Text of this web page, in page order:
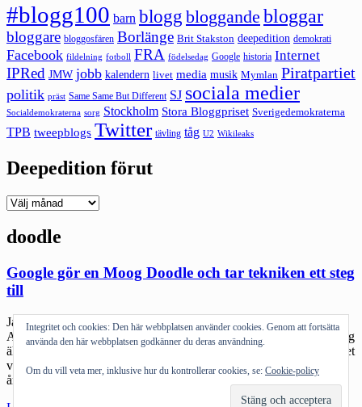
#blogg100 barn blogg bloggande bloggar
bloggare bloggosfären Borlänge Brit Stakston deepedition demokrati
Facebook fildelning fotboll FRA födelsedag Google historia Internet
IPRed JMW jobb kalendern livet media musik Mymlan Piratpartiet
politik präst Same Same But Different SJ sociala medier
Socialdemokraterna sorg Stockholm Stora Bloggpriset Sverigedemokraterna
TPB tweepblogs Twitter tävling tåg U2 Wikileaks
Deepedition förut
Deepedition
doodle
Google gör en Moog Doodle och tar tekniken ett steg
till
Jag köper alldeles för många instrumentappar till mina iOS-grejer.
Alldeles för många som jag sällan har tid att göra något med. För jag
älskar ju sånt där pill egentligen. Och jag minns hur oerhört coolt det
var att testa riktigt gamla synthar. Robert Moog skulle idag fyllt 78
år. Han är sannerligen syntharnas fader och […]
Integritet och cookies: Den här webbplatsen använder cookies. Genom att fortsätta
använda den här webbplatsen godkänner du deras användning.
Om du vill veta mer, inklusive hur du kontrollerar cookies, se: Cookie-policy